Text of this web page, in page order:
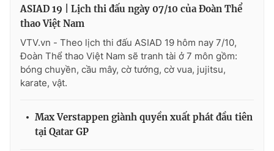
ASIAD 19 | Lịch thi đấu ngày 07/10 của Đoàn Thể
thao Việt Nam
VTV.vn - Theo lịch thi đấu ASIAD 19 hôm nay 7/10,
Đoàn Thể thao Việt Nam sẽ tranh tài ở 7 môn gồm:
bóng chuyền, cầu mây, cờ tướng, cờ vua, jujitsu,
karate, vật.
Max Verstappen giành quyền xuất phát đầu tiên
tại Qatar GP